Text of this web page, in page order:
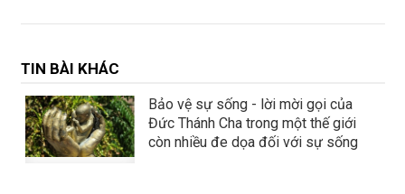
TIN BÀI KHÁC
Bảo vệ sự sống - lời mời gọi của
Đức Thánh Cha trong một thế giới
còn nhiều đe dọa đối với sự sống